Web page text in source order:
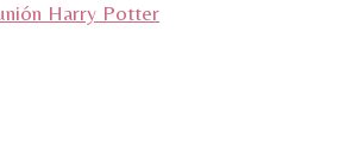
Harry Potter